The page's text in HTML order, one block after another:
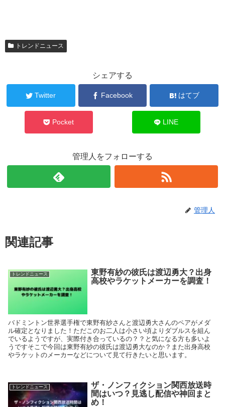
トレンドニュース
シェアする
Twitter Facebook はてブ
Pocket LINE
管理人をフォローする
管理人
関連記事
トレンドニュース
東野有紗の彼氏は渡辺勇大？出身
高校やラケットメーカーを調査！
バドミントン世界選手権で東野有紗さんと渡辺勇大さんのペアがメダ
ル確定となりました！ただこのお二人は小さい頃よりダブルスを組ん
でいるようですが、実際付き合っているの？？と気になる方も多いよ
うですそこで今回は東野有紗の彼氏は渡辺勇大なのか？また出身高校
やラケットのメーカーなどについて見て行きたいと思います。
トレンドニュース
ザ・ノンフィクション関西放送時
間はいつ？見逃し配信や神回まと
め！